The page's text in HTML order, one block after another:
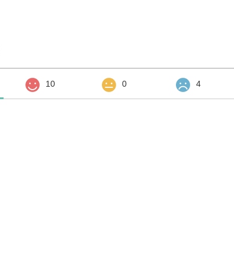
10 0 4